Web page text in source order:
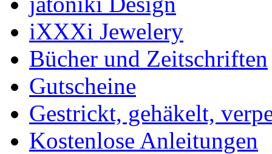
iXXXi Jewelery
Bücher und Zeitschriften
Gutscheine
Gestrickt, gehäkelt,
Kostenlose Anleitungen